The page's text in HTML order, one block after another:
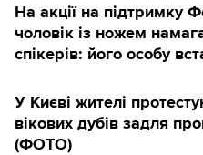
На акції на підтримку
чоловік із ножем
спікерів: його особу
У Києві жителі
вікових дубів задля
(ФОТО)